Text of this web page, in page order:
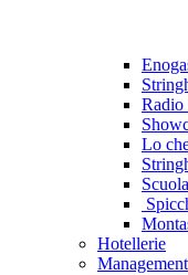
Radio
Lo
Hotellerie
Management